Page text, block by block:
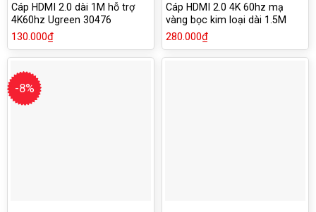
Cáp HDMI 2.0 dài 1M hỗ trợ
4K60hz Ugreen 30476
130.000₫
Cáp HDMI 2.0 4K 60hz mạ
vàng bọc kim loại dài 1.5M
Ugreen 50107
280.000₫
-8%